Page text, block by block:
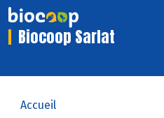
Biocoop Sarlat
Accueil